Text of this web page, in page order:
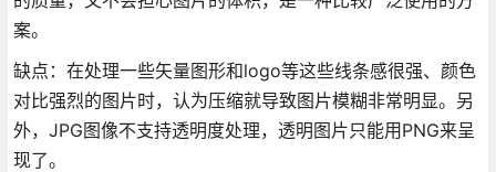
案。
缺点：在处理一些矢量图形和logo等这些线条感很强、颜色
对比强烈的图片时，认为压缩就导致图片模糊非常明显。另
外，JPG图像不支持透明度处理，透明图片只能用PNG来呈
现了。